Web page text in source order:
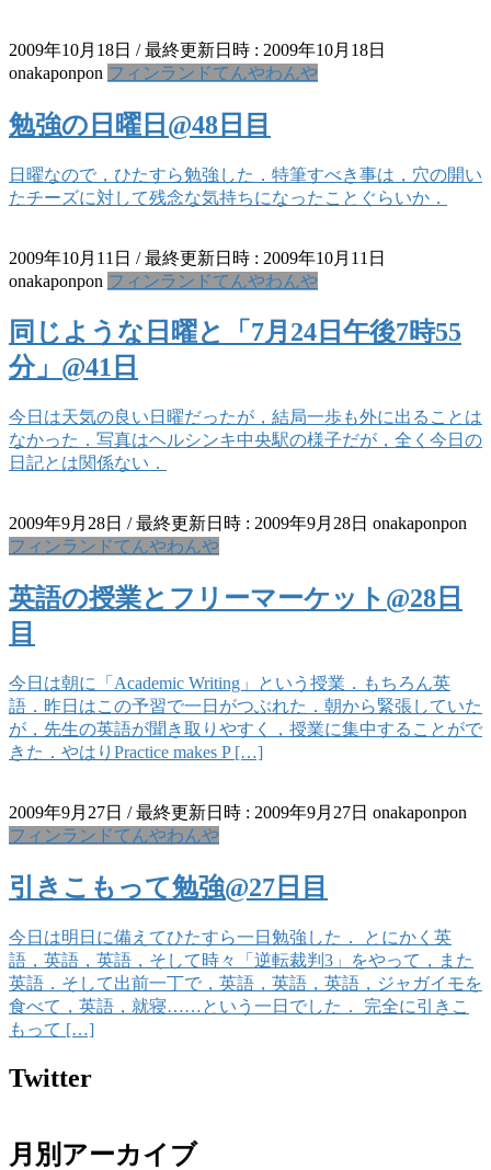
2009年10月18日 / 最終更新日時 : 2009年10月18日
onakaponpon フィンランドてんやわんや
勉強の日曜日@48日目
日曜なので，ひたすら勉強した．特筆すべき事は，穴の開い
たチーズに対して残念な気持ちになったことぐらいか．
2009年10月11日 / 最終更新日時 : 2009年10月11日
onakaponpon フィンランドてんやわんや
同じような日曜と「7月24日午後7時55
分」@41日
今日は天気の良い日曜だったが，結局一歩も外に出ることは
なかった．写真はヘルシンキ中央駅の様子だが，全く今日の
日記とは関係ない．
2009年9月28日 / 最終更新日時 : 2009年9月28日 onakaponpon
フィンランドてんやわんや
英語の授業とフリーマーケット@28日
目
今日は朝に「Academic Writing」という授業．もちろん英
語．昨日はこの予習で一日がつぶれた．朝から緊張していた
が，先生の英語が聞き取りやすく，授業に集中することがで
きた．やはりPractice makes P […]
2009年9月27日 / 最終更新日時 : 2009年9月27日 onakaponpon
フィンランドてんやわんや
引きこもって勉強@27日目
今日は明日に備えてひたすら一日勉強した． とにかく英
語，英語，英語，そして時々「逆転裁判3」をやって，また
英語．そして出前一丁で，英語，英語，英語，ジャガイモを
食べて，英語，就寝……という一日でした． 完全に引きこ
もって […]
Twitter
月別アーカイブ